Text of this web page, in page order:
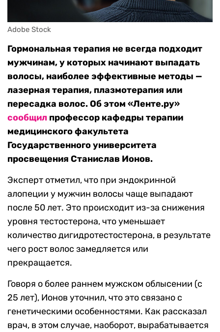
Adobe Stock
Гормональная терапия не всегда подходит
мужчинам, у которых начинают выпадать
волосы, наиболее эффективные методы —
лазерная терапия, плазмотерапия или
пересадка волос. Об этом «Ленте.ру»
сообщил профессор кафедры терапии
медицинского факультета
Государственного университета
просвещения Станислав Ионов.
Эксперт отметил, что при эндокринной
алопеции у мужчин волосы чаще выпадают
после 50 лет. Это происходит из-за снижения
уровня тестостерона, что уменьшает
количество дигидротестостерона, в результате
чего рост волос замедляется или
прекращается.
Говоря о более раннем мужском облысении (с
25 лет), Ионов уточнил, что это связано с
генетическими особенностями. Как рассказал
врач, в этом случае, наоборот, вырабатывается